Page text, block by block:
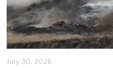
July 30, 2026